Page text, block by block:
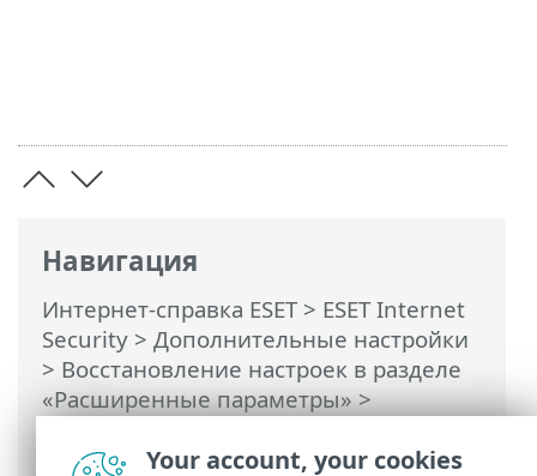
Навигация
Интернет-справка ESET> ESET Internet
Security > Дополнительные настройки
> Восстановление настроек в разделе
«Расширенные параметры» >
умолчаниюYour account, your cookies